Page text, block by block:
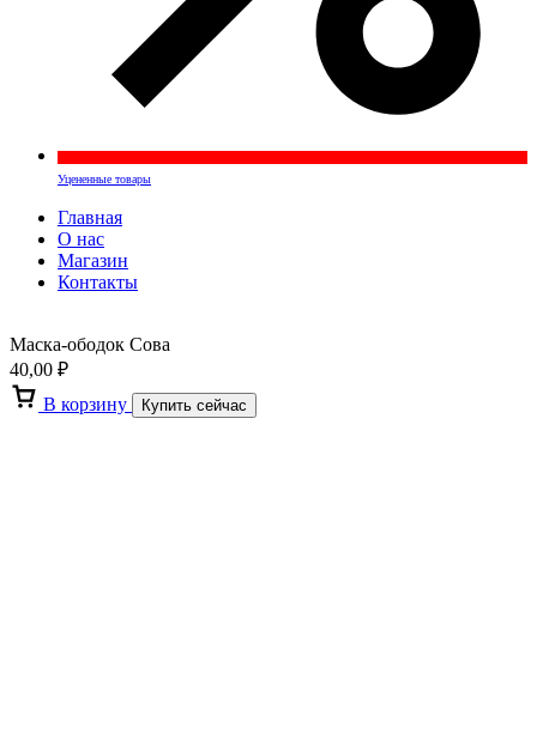
Уцененные товары
Главная
О нас
Магазин
Контакты
Маска-ободок Сова
40,00 ₽
В корзину
Купить сейчас